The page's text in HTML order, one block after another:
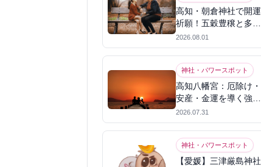
高知・朝倉神社で開運
祈願！五穀豊穣と多幸
を呼ぶパワースポット
2026.08.01
神社・パワースポット
高知八幡宮：厄除け・
安産・金運を導く強力
パワースポット
2026.07.31
神社・パワースポット
【愛媛】三津厳島神社